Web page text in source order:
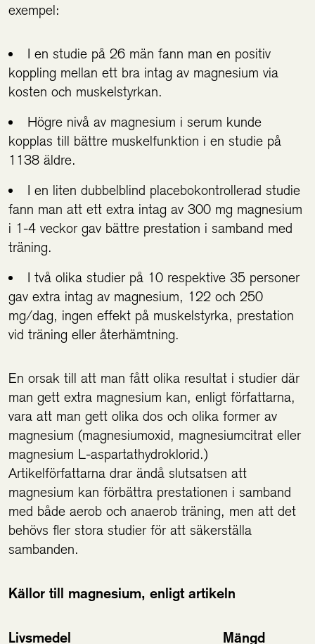
exempel:
I en studie på 26 män fann man en positiv
koppling mellan ett bra intag av magnesium via
kosten och muskelstyrkan.
Högre nivå av magnesium i serum kunde
kopplas till bättre muskelfunktion i en studie på
1138 äldre.
I en liten dubbelblind placebokontrollerad studie
fann man att ett extra intag av 300 mg magnesium
i 1-4 veckor gav bättre prestation i samband med
träning.
I två olika studier på 10 respektive 35 personer
gav extra intag av magnesium, 122 och 250
mg/dag, ingen effekt på muskelstyrka, prestation
vid träning eller återhämtning.
En orsak till att man fått olika resultat i studier där
man gett extra magnesium kan, enligt författarna,
vara att man gett olika dos och olika former av
magnesium (magnesiumoxid, magnesiumcitrat eller
magnesium L-aspartathydroklorid.)
Artikelförfattarna drar ändå slutsatsen att
magnesium kan förbättra prestationen i samband
med både aerob och anaerob träning, men att det
behövs fler stora studier för att säkerställa
sambanden.
Källor till magnesium, enligt artikeln
Livsmedel Mängd